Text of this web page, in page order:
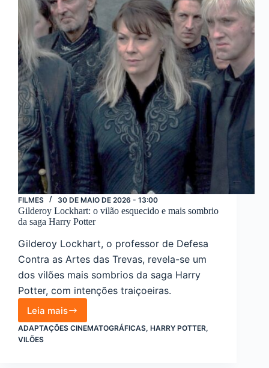
FILMES 30 DE MAIO DE 2026 - 13:00
Gilderoy Lockhart: o vilão esquecido e mais sombrio
da saga Harry Potter
Gilderoy Lockhart, o professor de Defesa
Contra as Artes das Trevas, revela-se um
dos vilões mais sombrios da saga Harry
Potter, com intenções traiçoeiras.
Leia maisGilderoy
Lockhart:
ADAPTAÇÕES CINEMATOGRÁFICAS, HARRY POTTER,
VILÕES